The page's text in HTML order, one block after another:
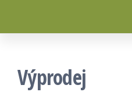
Výprodej